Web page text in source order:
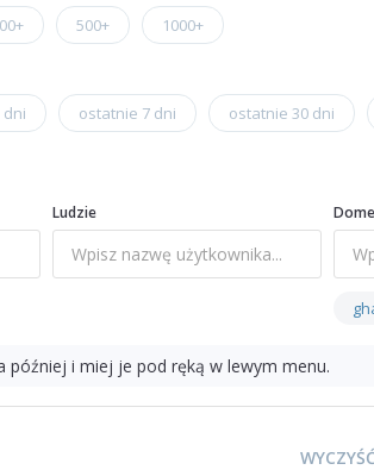
500+ 1000+
dni ostatnie 7 dni ostatnie 30 dni
Ludzie
później i miej je pod ręką w lewym menu.